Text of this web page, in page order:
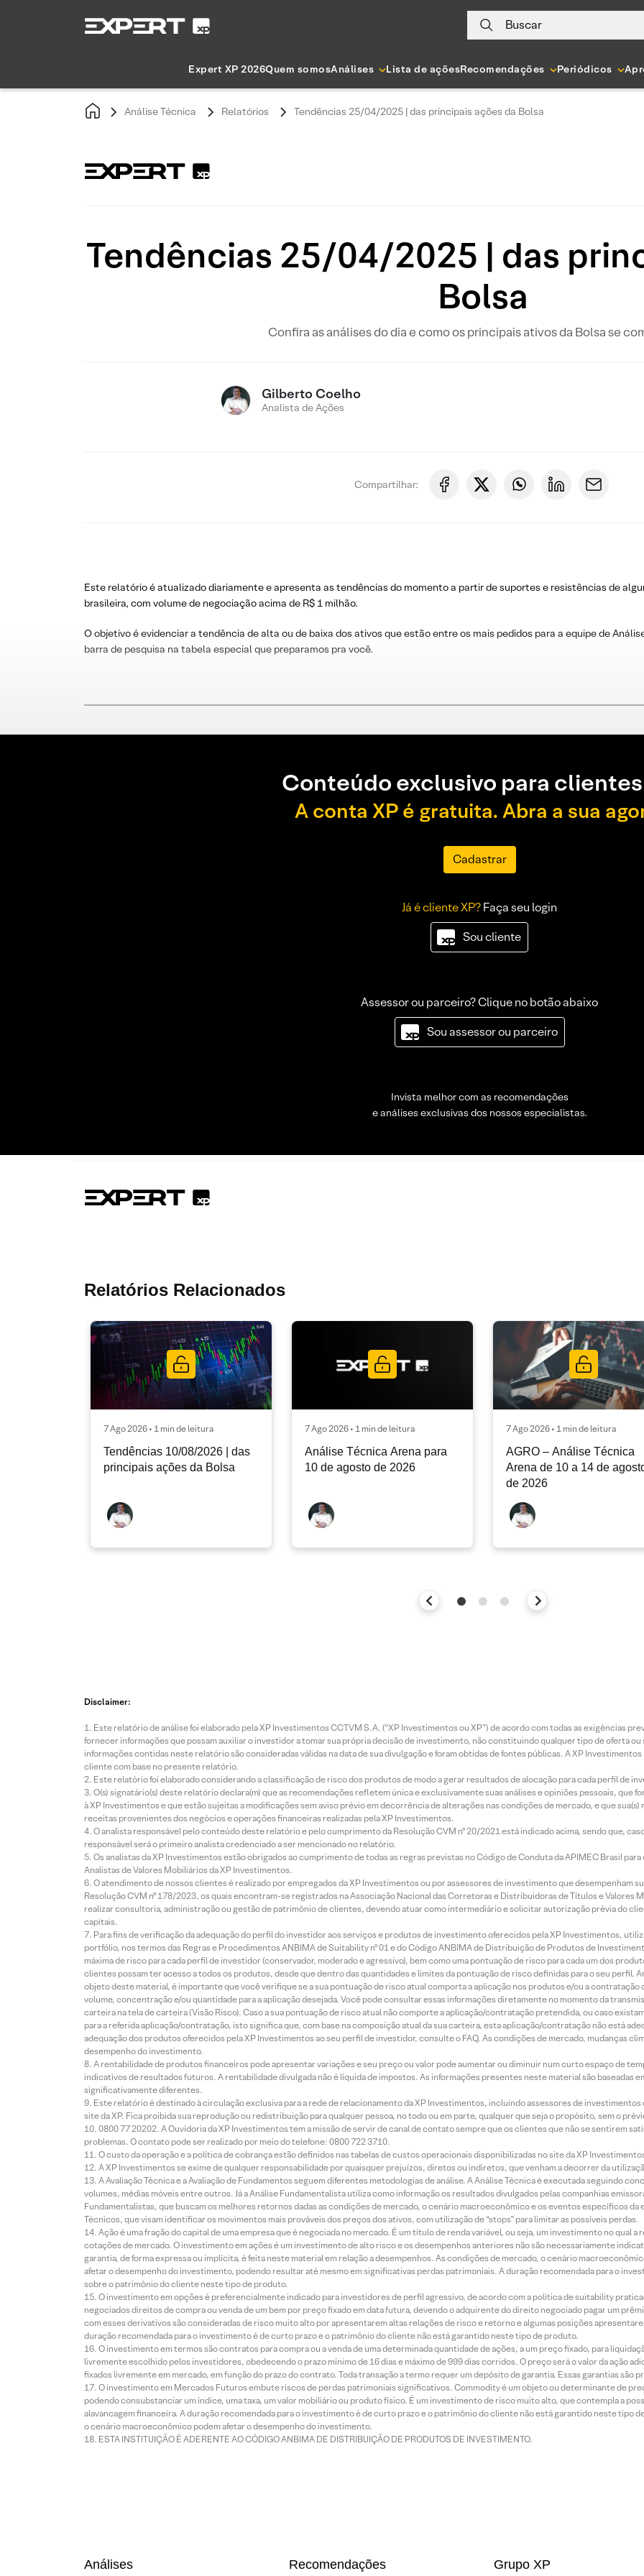
Buscar
Expert XP 2026Quem somosAnálises Lista de açõesRecomendações Periódicos
Análise Técnica Relatórios Tendências 25/04/2025 | das principais ações da Bolsa
Tendências 25/04/2025 | das
Bolsa
Confira as análises do dia e como os principais ativos da Bolsa se
Gilberto Coelho
Analista de Ações
Compartilhar:
Este relatório é atualizado diariamente e apresenta as tendências do momento a partir de suportes e resistências de
brasileira, com volume de negociação acima de R$ 1 milhão.
O objetivo é evidenciar a tendência de alta ou de baixa dos ativos que estão entre os mais pedidos para a equipe de
barra de pesquisa na tabela especial que preparamos pra você.
Conteúdo exclusivo para
A conta XP é gratuita. Abra a sua
Cadastrar
Já é cliente XP?Faça seu login
Sou cliente
Assessor ou parceiro? Clique no botão abaixo
Sou assessor ou parceiro
Invista melhor com as recomendações
e análises exclusivas dos nossos especialistas.
Relatórios Relacionados
7 Ago 2026 • 1 min de leitura
Tendências 10/08/2026 | das
principais ações da Bolsa
7 Ago 2026 • 1 min de leitura
Análise Técnica Arena para
10 de agosto de 2026
7 Ago 2026 • 1 min de leitura
AGRO – Análise Técnica
Arena de 10 a 14 de
de 2026
Disclaimer:
Este relatório de análise foi elaborado pela XP Investimentos CCTVM S.A. (“XP Investimentos ou XP”) de acordo com todas as exigências
fornecer informações que possam auxiliar o investidor a tomar sua própria decisão de investimento, não constituindo qualquer tipo de oferta
informações contidas neste relatório são consideradas válidas na data de sua divulgação e foram obtidas de fontes públicas. A XP
cliente com base no presente relatório.
Este relatório foi elaborado considerando a classificação de risco dos produtos de modo a gerar resultados de alocação para cada perfil de
O(s) signatário(s) deste relatório declara(m) que as recomendações refletem única e exclusivamente suas análises e opiniões pessoais, que
à XP Investimentos e que estão sujeitas a modificações sem aviso prévio em decorrência de alterações nas condições de mercado, e que
receitas provenientes dos negócios e operações financeiras realizadas pela XP Investimentos.
O analista responsável pelo conteúdo deste relatório e pelo cumprimento da Resolução CVM nº 20/2021 está indicado acima, sendo que,
responsável será o primeiro analista credenciado a ser mencionado no relatório.
Os analistas da XP Investimentos estão obrigados ao cumprimento de todas as regras previstas no Código de Conduta da APIMEC Brasil
Analistas de Valores Mobiliários da XP Investimentos.
O atendimento de nossos clientes é realizado por empregados da XP Investimentos ou por assessores de investimento que desempenham
Resolução CVM nº 178/2023, os quais encontram-se registrados na Associação Nacional das Corretoras e Distribuidoras de Títulos e Valores
realizar consultoria, administração ou gestão de patrimônio de clientes, devendo atuar como intermediário e solicitar autorização prévia do
capitais.
Para fins de verificação da adequação do perfil do investidor aos serviços e produtos de investimento oferecidos pela XP Investimentos,
portfólio, nos termos das Regras e Procedimentos ANBIMA de Suitability nº 01 e do Código ANBIMA de Distribuição de Produtos de
máxima de risco para cada perfil de investidor (conservador, moderado e agressivo), bem como uma pontuação de risco para cada um dos
clientes possam ter acesso a todos os produtos, desde que dentro das quantidades e limites da pontuação de risco definidas para o seu perfil.
objeto deste material, é importante que você verifique se a sua pontuação de risco atual comporta a aplicação nos produtos e/ou a contratação
volume, concentração e/ou quantidade para a aplicação desejada. Você pode consultar essas informações diretamente no momento da
carteira na tela de carteira (Visão Risco). Caso a sua pontuação de risco atual não comporte a aplicação/contratação pretendida, ou caso
para a referida aplicação/contratação, isto significa que, com base na composição atual da sua carteira, esta aplicação/contratação não está
adequação dos produtos oferecidos pela XP Investimentos ao seu perfil de investidor, consulte o FAQ. As condições de mercado, mudanças
desempenho do investimento.
A rentabilidade de produtos financeiros pode apresentar variações e seu preço ou valor pode aumentar ou diminuir num curto espaço de
indicativos de resultados futuros. A rentabilidade divulgada não é líquida de impostos. As informações presentes neste material são baseadas
significativamente diferentes.
Este relatório é destinado à circulação exclusiva para a rede de relacionamento da XP Investimentos, incluindo assessores de investimentos
site da XP. Fica proibida sua reprodução ou redistribuição para qualquer pessoa, no todo ou em parte, qualquer que seja o propósito, sem o
0800 77 20202. A Ouvidoria da XP Investimentos tem a missão de servir de canal de contato sempre que os clientes que não se sentirem
problemas. O contato pode ser realizado por meio do telefone: 0800 722 3710.
O custo da operação e a política de cobrança estão definidos nas tabelas de custos operacionais disponibilizadas no site da XP
A XP Investimentos se exime de qualquer responsabilidade por quaisquer prejuízos, diretos ou indiretos, que venham a decorrer da
A Avaliação Técnica e a Avaliação de Fundamentos seguem diferentes metodologias de análise. A Análise Técnica é executada seguindo
volumes, médias móveis entre outros. Já a Análise Fundamentalista utiliza como informação os resultados divulgados pelas companhias
Fundamentalistas, que buscam os melhores retornos dadas as condições de mercado, o cenário macroeconômico e os eventos específicos
Técnicos, que visam identificar os movimentos mais prováveis dos preços dos ativos, com utilização de “stops” para limitar as possíveis perdas.
Ação é uma fração do capital de uma empresa que é negociada no mercado. É um título de renda variável, ou seja, um investimento no qual
cotações de mercado. O investimento em ações é um investimento de alto risco e os desempenhos anteriores não são necessariamente
garantia, de forma expressa ou implícita, é feita neste material em relação a desempenhos. As condições de mercado, o cenário
afetar o desempenho do investimento, podendo resultar até mesmo em significativas perdas patrimoniais. A duração recomendada para o
sobre o patrimônio do cliente neste tipo de produto.
O investimento em opções é preferencialmente indicado para investidores de perfil agressivo, de acordo com a política de suitability
negociados direitos de compra ou venda de um bem por preço fixado em data futura, devendo o adquirente do direito negociado pagar um
com esses derivativos são consideradas de risco muito alto por apresentarem altas relações de risco e retorno e algumas posições
duração recomendada para o investimento é de curto prazo e o patrimônio do cliente não está garantido neste tipo de produto.
O investimento em termos são contratos para compra ou a venda de uma determinada quantidade de ações, a um preço fixado, para
livremente escolhido pelos investidores, obedecendo o prazo mínimo de 16 dias e máximo de 999 dias corridos. O preço será o valor da ação
fixados livremente em mercado, em função do prazo do contrato. Toda transação a termo requer um depósito de garantia. Essas garantias são
O investimento em Mercados Futuros embute riscos de perdas patrimoniais significativos. Commodity é um objeto ou determinante de
podendo consubstanciar um índice, uma taxa, um valor mobiliário ou produto físico. É um investimento de risco muito alto, que contempla a
alavancagem financeira. A duração recomendada para o investimento é de curto prazo e o patrimônio do cliente não está garantido neste tipo
o cenário macroeconômico podem afetar o desempenho do investimento.
ESTA INSTITUIÇÃO É ADERENTE AO CÓDIGO ANBIMA DE DISTRIBUIÇÃO DE PRODUTOS DE INVESTIMENTO.
Análises Recomendações Grupo XP